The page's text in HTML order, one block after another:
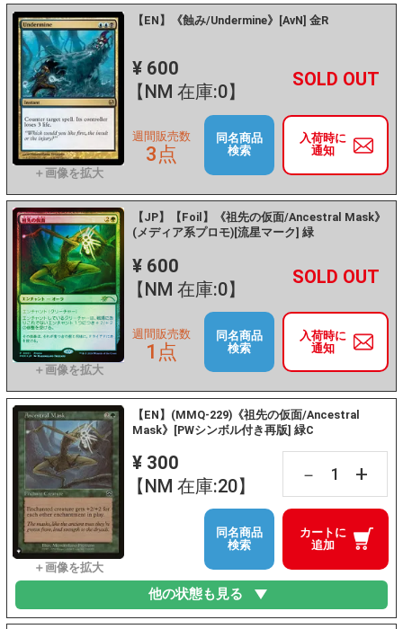
【EN】《蝕み/Undermine》[AvN] 金R
¥ 600
【NM 在庫:0】
－ +
入荷時に
通知
週間販売数
3点
同名商品
検索
【JP】【Foil】《祖先の仮面/Ancestral Mask》
(メディア系プロモ)[流星マーク] 緑
¥ 600
【NM 在庫:0】
－ +
入荷時に
通知
週間販売数
1点
同名商品
検索
【EN】(MMQ-229)《祖先の仮面/Ancestral
Mask》[PWシンボル付き再版] 緑C
¥ 300
【NM 在庫:20】
－ +
カートに
追加
同名商品
検索
他の状態も見る